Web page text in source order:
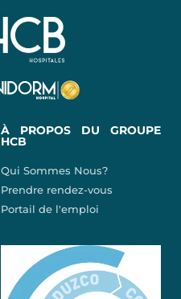
À PROPOS DU GROUPE
HCB
Qui Sommes Nous?
Prendre rendez-vous
Portail de l'emploi